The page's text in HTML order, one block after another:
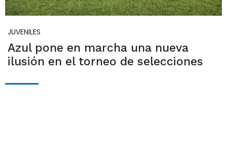
JUVENILES
Azul pone en marcha una nueva
ilusión en el torneo de selecciones